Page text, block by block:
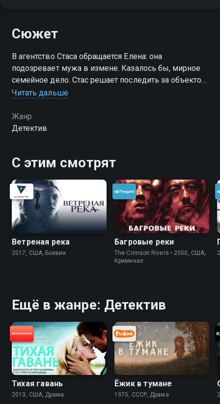
Сюжет
В агентство Стаса обращается Елена: она
подозревает мужа в измене. Казалось бы, мирное
семейное дело. Стас решает последить за объектом
и проникает на стройку, где он работает. И тут же
директора стройки
Читать дальше
Жанр
Детектив
С этим смотрят
Ветреная река
2017, США, Боевик
Багровые реки
The Crimson Rivers • 2000, США,
Криминал
Ещё в жанре: Детектив
Тихая гавань
2013, США, Драма
Ёжик в тумане
1975, СССР, Драма